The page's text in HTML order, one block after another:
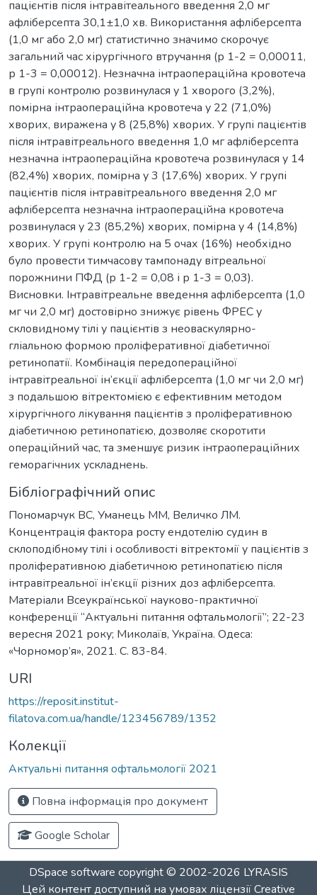
пацієнтів після інтравітеального введення 2,0 мг
афліберсепта 30,1±1,0 хв. Використання афліберсепта
(1,0 мг або 2,0 мг) статистично значимо скорочує
загальний час хірургічного втручання (р 1-2 = 0,00011,
р 1-3 = 0,00012). Незначна інтраопераційна кровотеча
в групі контролю розвинулася у 1 хворого (3,2%),
помірна інтраопераційна кровотеча у 22 (71,0%)
хворих, виражена у 8 (25,8%) хворих. У групі пацієнтів
після інтравітреального введення 1,0 мг афліберсепта
незначна інтраопераційна кровотеча розвинулася у 14
(82,4%) хворих, помірна у 3 (17,6%) хворих. У групі
пацієнтів після інтравітреального введення 2,0 мг
афліберсепта незначна інтраопераційна кровотеча
розвинулася у 23 (85,2%) хворих, помірна у 4 (14,8%)
хворих. У групі контролю на 5 очах (16%) необхідно
було провести тимчасову тампонаду вітреальної
порожнини ПФД (р 1-2 = 0,08 і р 1-3 = 0,03).
Висновки. Інтравітреальне введення афліберсепта (1,0
мг чи 2,0 мг) достовірно знижує рівень ФРЕС у
скловидному тілі у пацієнтів з неоваскулярно-
гліальною формою проліферативної діабетичної
ретинопатії. Комбінація передопераційної
інтравітреальної ін’єкції афліберсепта (1,0 мг чи 2,0 мг)
з подальшою вітректомією є ефективним методом
хірургічного лікування пацієнтів з проліферативною
діабетичною ретинопатією, дозволяє скоротити
операційний час, та зменшує ризик інтраопераційних
геморагічних ускладнень.
Бібліографічний опис
Пономарчук ВС, Уманець ММ, Величко ЛМ.
Концентрація фактора росту ендотелію судин в
склоподібному тілі і особливості вітректомії у пацієнтів з
проліферативною діабетичною ретинопатією після
інтравітреальної ін’єкції різних доз афліберсепта.
Матеріали Всеукраїнської науково-практичної
конференції “Актуальні питання офтальмології”; 22-23
вересня 2021 року; Миколаїв, Україна. Одеса:
«Чорномор’я», 2021. С. 83-84.
URI
https://reposit.institut-
filatova.com.ua/handle/123456789/1352
Колекції
Актуальні питання офтальмології 2021
Повна інформація про документ
Google Scholar
DSpace software copyright © 2002-2026 LYRASIS
Цей контент доступний на умовах ліцензіїCreative